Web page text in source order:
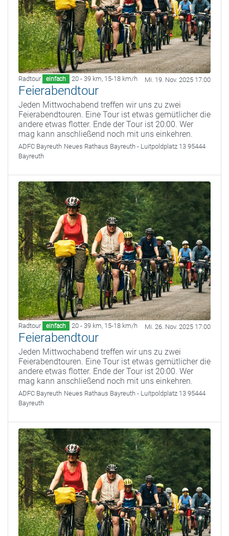
Radtour einfach 20 - 39 km, 15-18 km/h Mi. 19. Nov. 2025 17:00
Feierabendtour
Jeden Mittwochabend treffen wir uns zu zwei
Feierabendtouren. Eine Tour ist etwas gemütlicher die
andere etwas flotter. Ende der Tour ist 20:00. Wer
mag kann anschließend noch mit uns einkehren.
ADFC Bayreuth Neues Rathaus Bayreuth - Luitpoldplatz 13 95444
Bayreuth
Radtour einfach 20 - 39 km, 15-18 km/h Mi. 26. Nov. 2025 17:00
Feierabendtour
Jeden Mittwochabend treffen wir uns zu zwei
Feierabendtouren. Eine Tour ist etwas gemütlicher die
andere etwas flotter. Ende der Tour ist 20:00. Wer
mag kann anschließend noch mit uns einkehren.
ADFC Bayreuth Neues Rathaus Bayreuth - Luitpoldplatz 13 95444
Bayreuth